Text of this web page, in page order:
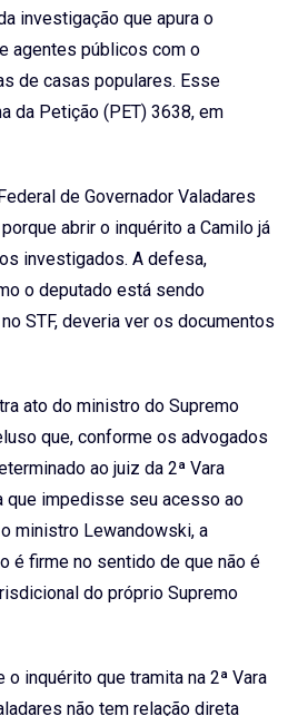
investigação que apura o
agentes públicos com o
de casas populares. Esse
da Petição (PET) 3638, em
de Governador Valadares
abrir o inquérito a Camilo já
investigados. A defesa,
o deputado está sendo
STF, deveria ver os documentos
ato do ministro do Supremo
que, conforme os advogados
ao juiz da 2ª Vara
que impedisse seu acesso ao
ministro Lewandowski, a
é firme no sentido de que não é
do próprio Supremo
o inquérito que tramita na 2ª Vara
não tem relação direta